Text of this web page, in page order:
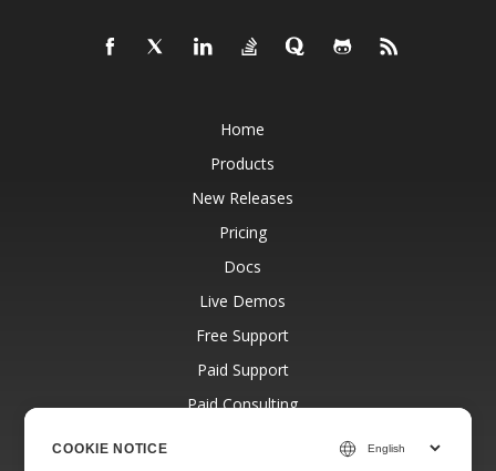
Home
Products
New Releases
Pricing
Docs
Live Demos
Free Support
Paid Support
Paid Consulting
COOKIE NOTICE